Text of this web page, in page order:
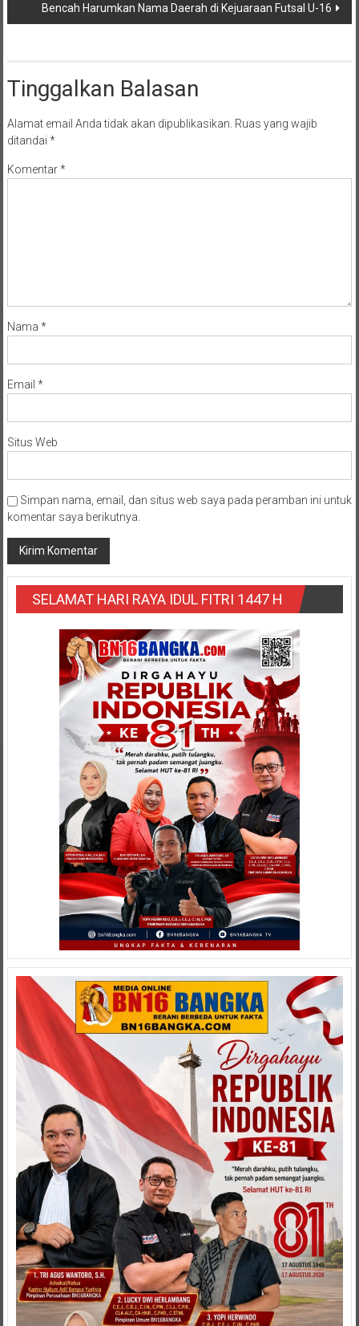
Bencah Harumkan Nama Daerah di Kejuaraan Futsal U-16
Tinggalkan Balasan
Alamat email Anda tidak akan dipublikasikan. Ruas yang wajib
ditandai *
Komentar*
Nama *
Email *
Situs Web
Simpan nama, email, dan situs web saya pada peramban ini untuk
komentar saya berikutnya.
SELAMAT HARI RAYA IDUL FITRI 1447 H